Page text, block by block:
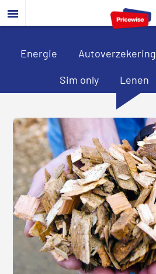
Door
naar
hoofd
Spring
naar
eerste
Spring
naar
voettekst
Energie Autoverzekering
Sim only Lenen